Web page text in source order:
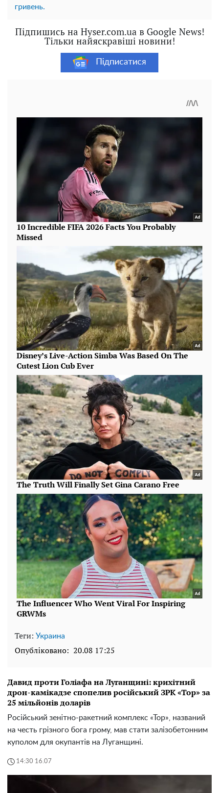
гривень.
Підпишись на Hyser.com.ua в Google News!
Тільки найяскравіші новини!
Підписатися
Теги: Украина
Опубліковано: 20.08 17:25
Давид проти Голіафа на Луганщині: крихітний
дрон-камікадзе спопелив російський ЗРК «Тор» за
25 мільйонів доларів
Російський зенітно-ракетний комплекс «Тор», названий
на честь грізного бога грому, мав стати залізобетонним
куполом для окупантів на Луганщині.
14:30 16.07